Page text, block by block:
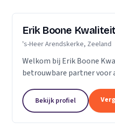
Erik Boone
's-Heer Arendskerke, Zeeland
Welkom bij Erik Boone
betrouwbare partner voor
gespecialiseerd in de
soorten...
Bekijk profiel